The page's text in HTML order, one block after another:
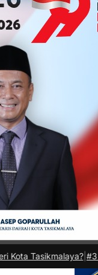
|#3 -Viral